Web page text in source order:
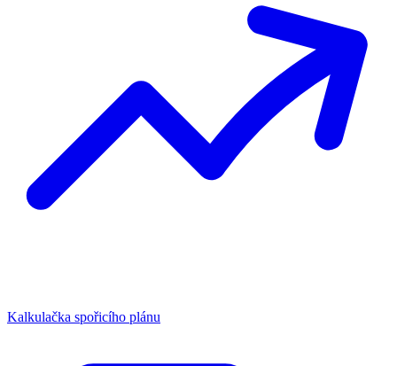
Kalkulačka spořicího plánu